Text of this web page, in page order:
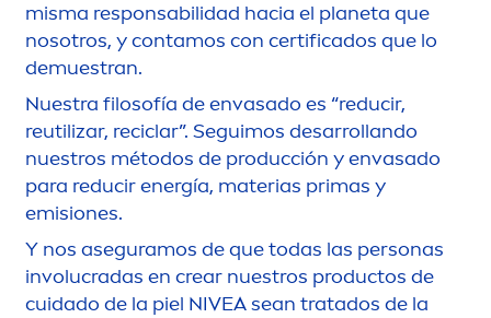
misma responsabilidad hacia el planeta que
nosotros, y contamos con certificados que lo
demuestran.
Nuestra filosofía de envasado es “reducir,
reutilizar, reciclar”. Seguimos desarrollando
nuestros métodos de producción y envasado
para reducir energía, materias primas y
emisiones.
Y nos aseguramos de que todas las personas
involucradas en crear nuestros productos de
cuidado de la piel NIVEAsean tratados de la